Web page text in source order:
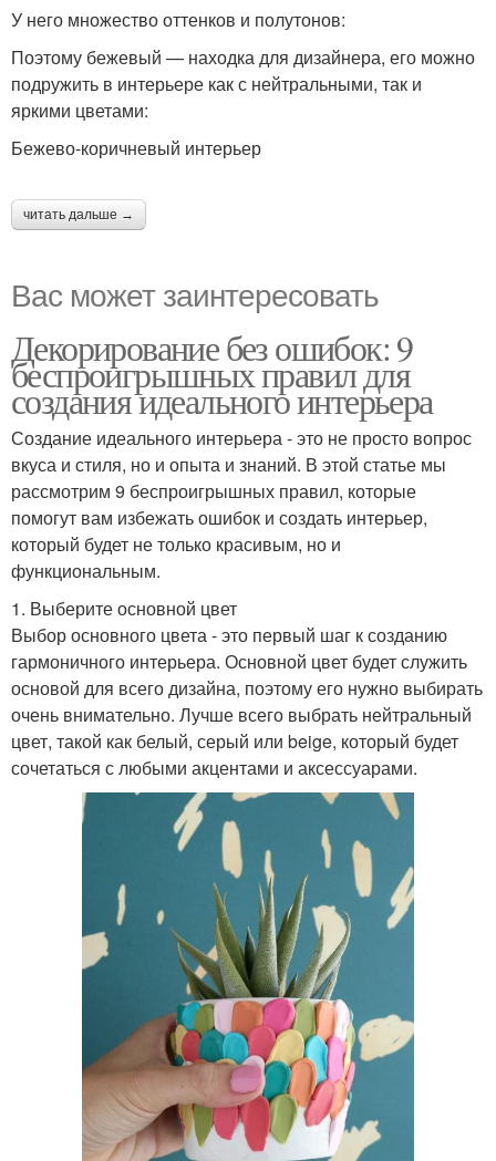
У него множество оттенков и полутонов:
Поэтому бежевый — находка для дизайнера, его можно
подружить в интерьере как с нейтральными, так и
яркими цветами:
Бежево-коричневый интерьер
читать дальше →
Вас может заинтересовать
Декорирование без ошибок: 9
беспроигрышных правил для
создания идеального интерьера
Создание идеального интерьера - это не просто вопрос
вкуса и стиля, но и опыта и знаний. В этой статье мы
рассмотрим 9 беспроигрышных правил, которые
помогут вам избежать ошибок и создать интерьер,
который будет не только красивым, но и
функциональным.
1. Выберите основной цвет
Выбор основного цвета - это первый шаг к созданию
гармоничного интерьера. Основной цвет будет служить
основой для всего дизайна, поэтому его нужно выбирать
очень внимательно. Лучше всего выбрать нейтральный
цвет, такой как белый, серый или beige, который будет
сочетаться с любыми акцентами и аксессуарами.